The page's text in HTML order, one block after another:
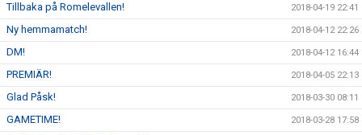
Tillbaka på Romelevallen! 2018-04-19 22:41
Ny hemmamatch! 2018-04-12 22:26
DM! 2018-04-12 16:44
PREMIÄR! 2018-04-05 22:13
Glad Påsk! 2018-03-30 08:11
GAMETIME! 2018-03-28 17:58